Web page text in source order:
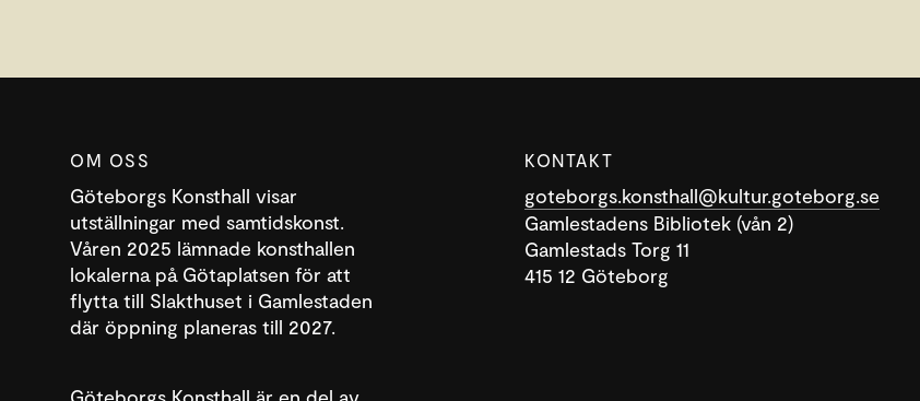
OM OSS
Göteborgs Konsthall visar
utställningar med samtidskonst.
Våren 2025 lämnade konsthallen
lokalerna på Götaplatsen för att
flytta till Slakthuset i Gamlestaden
där öppning planeras till 2027.
KONTAKT
goteborgs.konsthall@kultur.goteborg.se
Gamlestadens Bibliotek (vån 2)
Gamlestads Torg 11
415 12 Göteborg